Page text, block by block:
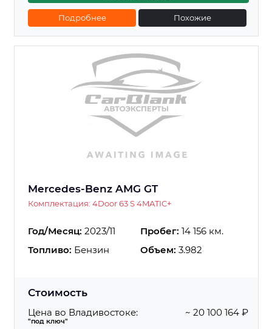
Подробнее Похожие
Mercedes-Benz AMG GT
Комплектация: 4Door 63 S 4MATIC+
Год/Месяц: 2023/11 Пробег: 14 156 км.
Топливо: Бензин Объем: 3.982
Стоимость
Цена во Владивостоке:
"под ключ"
~ 20 100 164 ₽